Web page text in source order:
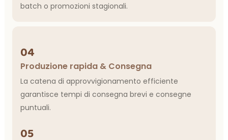
batch o promozioni stagionali.
04
Produzione rapida & Consegna
La catena di approvvigionamento efficiente
garantisce tempi di consegna brevi e consegne
puntuali.
05